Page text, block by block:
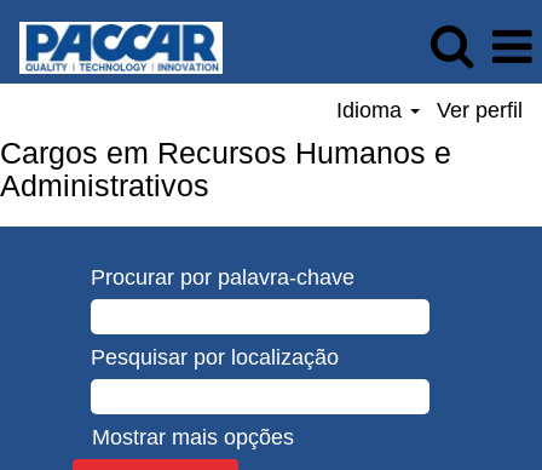
Idioma Ver perfil
Cargos em Recursos Humanos e
Administrativos
Procurar por palavra-chave
Pesquisar por localização
Mostrar mais opções